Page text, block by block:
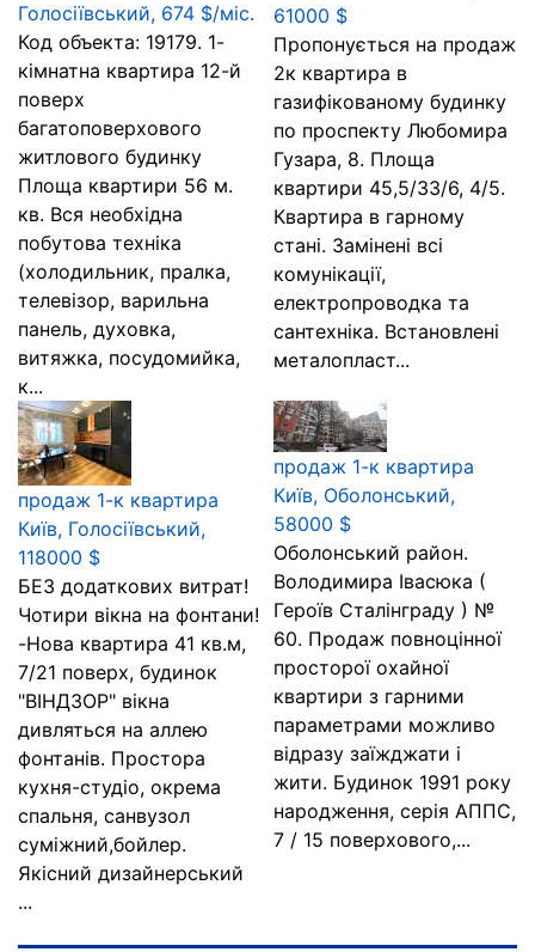
Голосіївський, 674 $/міс.
Код объекта: 19179. 1-
кімнатна квартира 12-й
поверх
багатоповерхового
житлового будинку
Площа квартири 56 м.
кв. Вся необхідна
побутова техніка
(холодильник, пралка,
телевізор, варильна
панель, духовка,
витяжка, посудомийка,
к...
61000 $
Пропонується на продаж
2к квартира в
газифікованому будинку
по проспекту Любомира
Гузара, 8. Площа
квартири 45,5/33/6, 4/5.
Квартира в гарному
стані. Замінені всі
комунікації,
електропроводка та
сантехніка. Встановлені
металопласт...
продаж 1-к квартира
Київ, Голосіївський,
118000 $
БЕЗ додаткових витрат!
Чотири вікна на фонтани!
-Нова квартира 41 кв.м,
7/21 поверх, будинок
"ВІНДЗОР" вікна
дивляться на аллею
фонтанів. Простора
кухня-студіо, окрема
спальня, санвузол
суміжний,бойлер.
Якісний дизайнерський
...
продаж 1-к квартира
Київ, Оболонський,
58000 $
Оболонський район.
Володимира Івасюка (
Героїв Сталінграду ) №
60. Продаж повноцінної
просторої охайної
квартири з гарними
параметрами можливо
відразу заїжджати і
жити. Будинок 1991 року
народження, серія АППС,
7 / 15 поверхового,...